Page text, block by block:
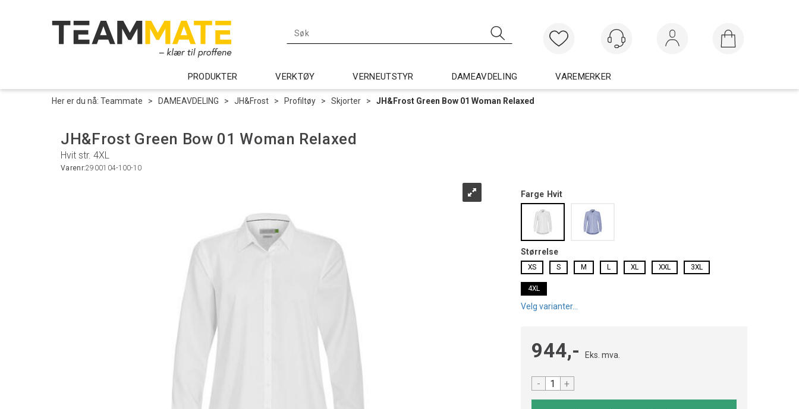
PRODUKTER VERKTØY VERNEUTSTYR DAMEAVDELING VAREMERKER
Her er du nå: Teammate > DAMEAVDELING > JH&Frost > Profiltøy > Skjorter > JH&Frost Green Bow 01 Woman Relaxed
JH&Frost Green Bow 01 Woman Relaxed
Hvit str. 4XL
Varenr:2900104-100-10
Farge Hvit
Størrelse
XS S M L XL XXL 3XL
4XL
Velg varianter...
Eks. mva.
944,-
- +